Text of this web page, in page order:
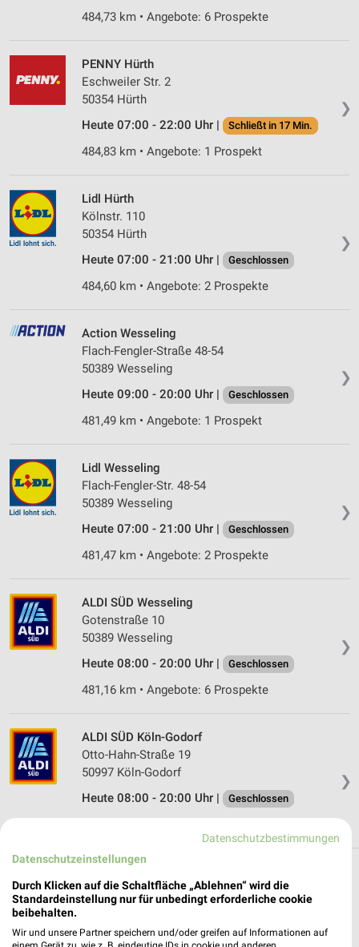
484,73 km • Angebote: 6 Prospekte
❯
PENNY Hürth
Eschweiler Str. 2
50354 Hürth
Heute 07:00 - 22:00 Uhr |
Schließt in 17 Min.
484,83 km • Angebote: 1 Prospekt
❯
Lidl Hürth
Kölnstr. 110
50354 Hürth
Heute 07:00 - 21:00 Uhr |
Geschlossen
484,60 km • Angebote: 2 Prospekte
❯
Action Wesseling
Flach-Fengler-Straße 48-54
50389 Wesseling
Heute 09:00 - 20:00 Uhr |
Geschlossen
481,49 km • Angebote: 1 Prospekt
❯
Lidl Wesseling
Flach-Fengler-Str. 48-54
50389 Wesseling
Heute 07:00 - 21:00 Uhr |
Geschlossen
481,47 km • Angebote: 2 Prospekte
❯
ALDI SÜD Wesseling
Gotenstraße 10
50389 Wesseling
Heute 08:00 - 20:00 Uhr |
Geschlossen
481,16 km • Angebote: 6 Prospekte
❯
ALDI SÜD Köln-Godorf
Otto-Hahn-Straße 19
50997 Köln-Godorf
Heute 08:00 - 20:00 Uhr |
Geschlossen
Discounter Angebote und Prospekte für Brühl
17 Prospekte
Datenschutzbestimmungen
Datenschutzeinstellungen
Durch Klicken auf die Schaltfläche „Ablehnen“ wird die
Standardeinstellung nur für unbedingt erforderliche cookie
beibehalten.
Wir und unsere Partner speichern und/oder greifen auf Informationen auf